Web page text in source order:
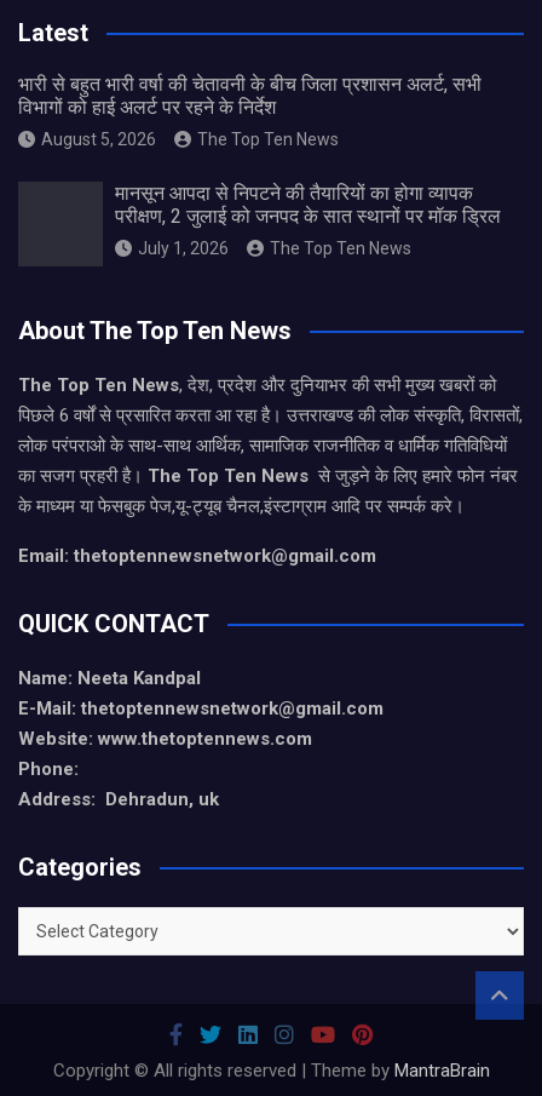
Latest
भारी से बहुत भारी वर्षा की चेतावनी के बीच जिला प्रशासन अलर्ट, सभी
विभागों को हाई अलर्ट पर रहने के निर्देश
August 5, 2026 The Top Ten News
मानसून आपदा से निपटने की तैयारियों का होगा व्यापक
परीक्षण, 2 जुलाई को जनपद के सात स्थानों पर मॉक ड्रिल
July 1, 2026 The Top Ten News
About The Top Ten News
The Top Ten News, देश, प्रदेश और दुनियाभर की सभी मुख्य खबरों को
पिछले 6 वर्षों से प्रसारित करता आ रहा है। उत्तराखण्ड की लोक संस्कृति, विरासतों,
लोक परंपराओ के साथ-साथ आर्थिक, सामाजिक राजनीतिक व धार्मिक गतिविधियों
का सजग प्रहरी है। The Top Ten News से जुड़ने के लिए हमारे फोन नंबर
के माध्यम या फेसबुक पेज,यू-ट्यूब चैनल,इंस्टाग्राम आदि पर सम्पर्क करे।
Email: thetoptennewsnetwork@gmail.com
QUICK CONTACT
Name: Neeta Kandpal
E-Mail: thetoptennewsnetwork@gmail.com
Website: www.thetoptennews.com
Phone:
Address: Dehradun, uk
Categories
Categories
Copyright © All rights reserved | Theme by MantraBrain